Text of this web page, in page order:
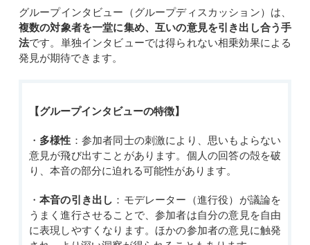
グループインタビュー（グループディスカッション）は、
複数の対象者を一堂に集め、互いの意見を引き出し合う手
法です。単独インタビューでは得られない相乗効果による
発見が期待できます。
【グループインタビューの特徴】
・ 多様性 ：参加者同士の刺激により、思いもよらない
意見が飛び出すことがあります。個人の回答の殻を破
り、本音の部分に迫れる可能性があります。
・本音の引き出し ：モデレーター（進行役）が議論を
うまく進行させる ことで、参加者は自分の意見を自由
に表現しやすくなります。ほかの参加者の意見に触発